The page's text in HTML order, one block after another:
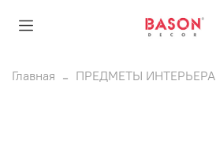
Главная ПРЕДМЕТЫ ИНТЕРЬЕРА